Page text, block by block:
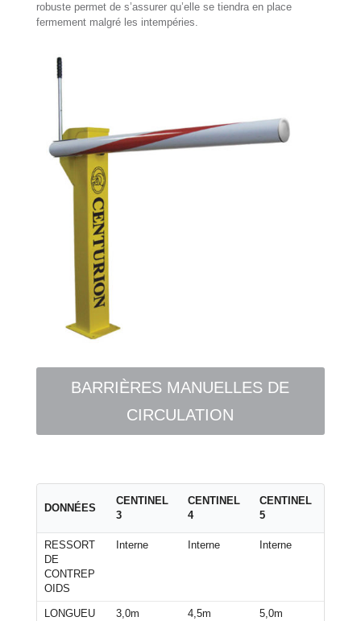
robuste permet de s’assurer qu’elle se tiendra en place
fermement malgré les intempéries.
BARRIÈRES MANUELLES DE
CIRCULATION
DONNÉES
CENTINEL
3
CENTINEL
4
CENTINEL
5
RESSORT
DE
CONTREP
OIDS
Interne Interne Interne
LONGUEU 3,0m 4,5m 5,0m